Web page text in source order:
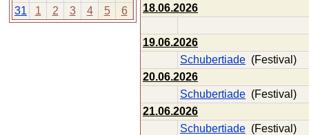
31
1 2 3 4 5 6 18.06.2026
19.06.2026
Schubertiade (Festival)
20.06.2026
Schubertiade (Festival)
21.06.2026
Schubertiade (Festival)